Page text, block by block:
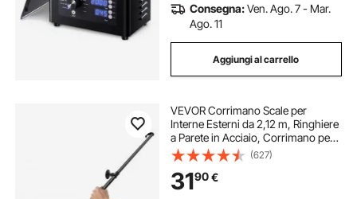
Consegna:Ven. Ago. 7 - Mar.
Ago. 11
Aggiungi al carrello
VEVOR Corrimano Scale per
Interne Esterni da 2,12 m, Ringhiere
a Parete in Acciaio, Corrimano per
Scale in Tubi 2 Pezzi, Ringhiera
Passamano Montaggio a Parete
Capacità 200 kg Corrimano
Maniglia
(627)
3190€